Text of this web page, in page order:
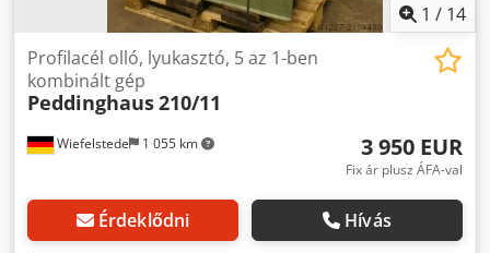
1 / 14
Wiefelstede 1 055 km
Profilacél olló, lyukasztó, 5 az 1-ben
kombinált gép
Peddinghaus210/11
3 950 EUR
Fix ár plusz ÁFA-val
Érdeklődni Hívás